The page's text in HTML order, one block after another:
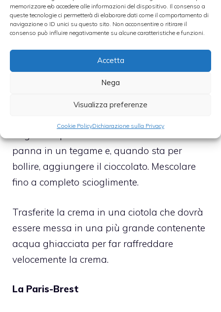
memorizzare e/o accedere alle informazioni del dispositivo. Il consenso a
queste tecnologie ci permetterà di elaborare dati come il comportamento di
navigazione o ID unici su questo sito. Non acconsentire o ritirare il
consenso può influire negativamente su alcune caratteristiche e funzioni.
Accetta
Nega
Visualizza preferenze
Cookie PolicyDichiarazione sulla Privacy
Spolverare con le lamelle di mandorle e
un’ora. Quando sarà cotta, togliere dal forno
e lasciare raffreddare.
La crema al cioccolato
panna in un tegame e, quando sta per
bollire, aggiungere il cioccolato. Mescolare
fino a completo scioglimente.
Trasferite la crema in una ciotola che dovrà
essere messa in una più grande contenente
acqua ghiacciata per far raffreddare
velocemente la crema.
La Paris-Brest